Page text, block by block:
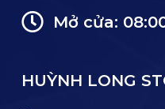
Mở cửa:
HUỲNH LONG